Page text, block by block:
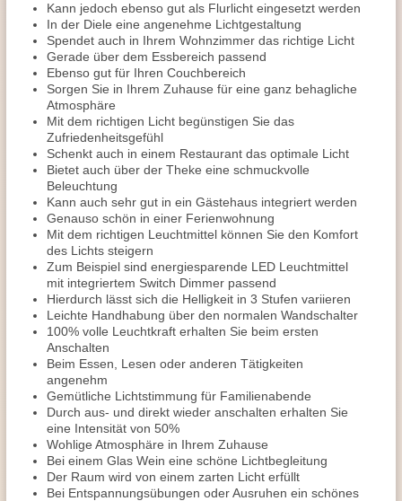
Kann jedoch ebenso gut als Flurlicht eingesetzt werden
In der Diele eine angenehme Lichtgestaltung
Spendet auch in Ihrem Wohnzimmer das richtige Licht
Gerade über dem Essbereich passend
Ebenso gut für Ihren Couchbereich
Sorgen Sie in Ihrem Zuhause für eine ganz behagliche
Atmosphäre
Mit dem richtigen Licht begünstigen Sie das
Zufriedenheitsgefühl
Schenkt auch in einem Restaurant das optimale Licht
Bietet auch über der Theke eine schmuckvolle
Beleuchtung
Kann auch sehr gut in ein Gästehaus integriert werden
Genauso schön in einer Ferienwohnung
Mit dem richtigen Leuchtmittel können Sie den Komfort
des Lichts steigern
Zum Beispiel sind energiesparende LED Leuchtmittel
mit integriertem Switch Dimmer passend
Hierdurch lässt sich die Helligkeit in 3 Stufen variieren
Leichte Handhabung über den normalen Wandschalter
100% volle Leuchtkraft erhalten Sie beim ersten
Anschalten
Beim Essen, Lesen oder anderen Tätigkeiten
angenehm
Gemütliche Lichtstimmung für Familienabende
Durch aus- und direkt wieder anschalten erhalten Sie
eine Intensität von 50%
Wohlige Atmosphäre in Ihrem Zuhause
Bei einem Glas Wein eine schöne Lichtbegleitung
Der Raum wird von einem zarten Licht erfüllt
Bei Entspannungsübungen oder Ausruhen ein schönes